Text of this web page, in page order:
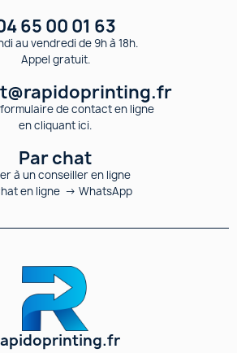
65 00 01 63
au vendredi de 9h à 18h.
Appel gratuit.
de contact en ligne
en cliquant ici.
Par chat
à un conseiller en ligne
en ligne → WhatsApp